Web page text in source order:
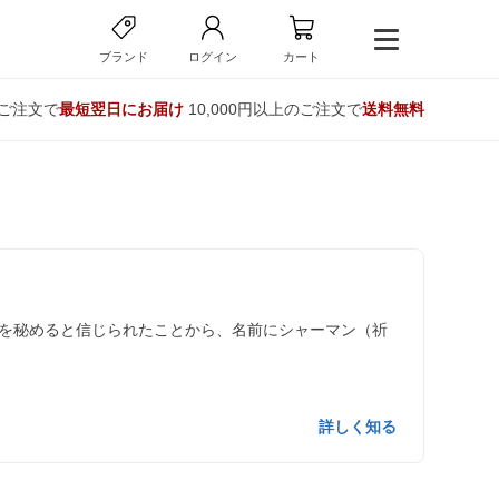
ブランド ログイン カート
注文で最短翌日にお届け10,000円以上のご注文で送料無料
秘めると信じられたことから、名前にシャーマン（祈
詳しく知る